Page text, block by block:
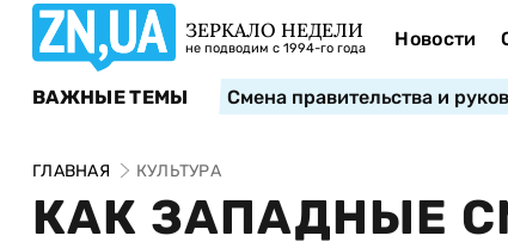
ЗЕРКАЛО НЕДЕЛИ
не подводим с 1994-го года Новости
ВАЖНЫЕ ТЕМЫ Смена правительства и
ГЛАВНАЯ КУЛЬТУРА
КАК ЗАПАДНЫЕ